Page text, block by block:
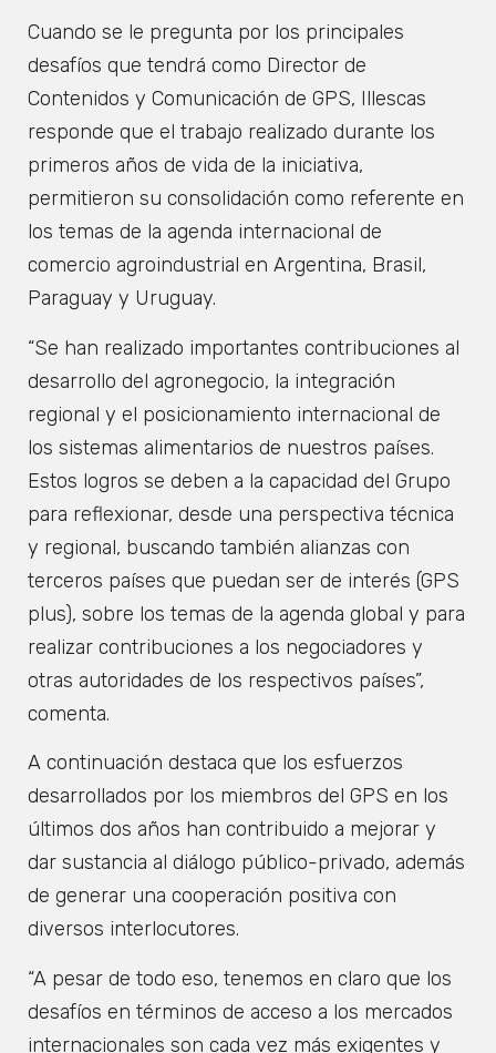
Cuando se le pregunta por los principales
desafíos que tendrá como Director de
Contenidos y Comunicación de GPS, Illescas
responde que el trabajo realizado durante los
primeros años de vida de la iniciativa,
permitieron su consolidación como referente en
los temas de la agenda internacional de
comercio agroindustrial en Argentina, Brasil,
Paraguay y Uruguay.
“Se han realizado importantes contribuciones al
desarrollo del agronegocio, la integración
regional y el posicionamiento internacional de
los sistemas alimentarios de nuestros países.
Estos logros se deben a la capacidad del Grupo
para reflexionar, desde una perspectiva técnica
y regional, buscando también alianzas con
terceros países que puedan ser de interés (GPS
plus), sobre los temas de la agenda global y para
realizar contribuciones a los negociadores y
otras autoridades de los respectivos países”,
comenta.
A continuación destaca que los esfuerzos
desarrollados por los miembros del GPS en los
últimos dos años han contribuido a mejorar y
dar sustancia al diálogo público-privado, además
de generar una cooperación positiva con
diversos interlocutores.
“A pesar de todo eso, tenemos en claro que los
desafíos en términos de acceso a los mercados
internacionales son cada vez más exigentes y